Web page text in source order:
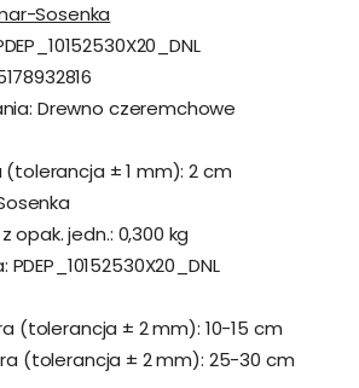
Sosenka
Drewno czeremchowe
± 1 mm): 2 cm
opak. jedn.: 0,300 kg
PDEP_10152530X20_DNL
(tolerancja ± 2 mm): 10-15 cm
(tolerancja ± 2 mm): 25-30 cm